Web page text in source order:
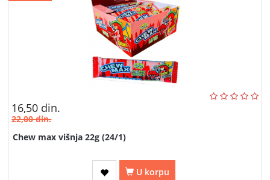
16,50 din.
22,00din.
Chew max višnja 22g (24/1)
U korpu